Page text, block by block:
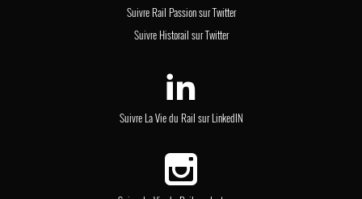
Suivre Rail Passion sur Twitter
Suivre Historail sur Twitter
Suivre La Vie du Rail sur LinkedIN